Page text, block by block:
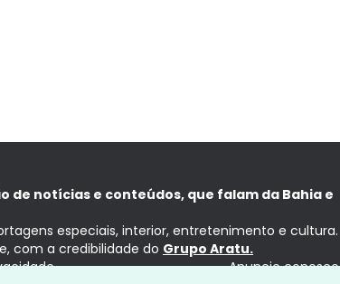
de notícias e conteúdos, que falam da Bahia e
especiais, interior, entretenimento e cultura.
com a credibilidade do Grupo Aratu.
Anuncie conosco